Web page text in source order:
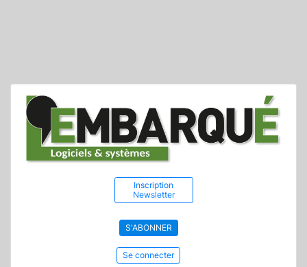
Inscription
Newsletter
S'ABONNER
Se connecter